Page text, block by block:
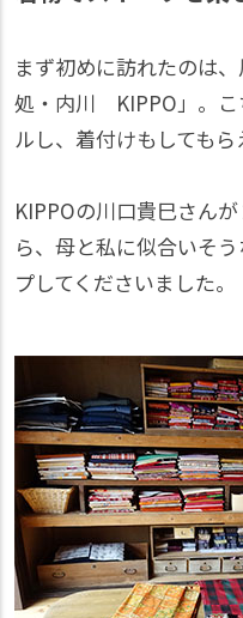
まず初めに訪れたのは
処・内川 KIPPO」。こ
ルし、着付けもしてもら
KIPPOの川口貴巳さん
ら、母と私に似合いそ
プしてくださいました。